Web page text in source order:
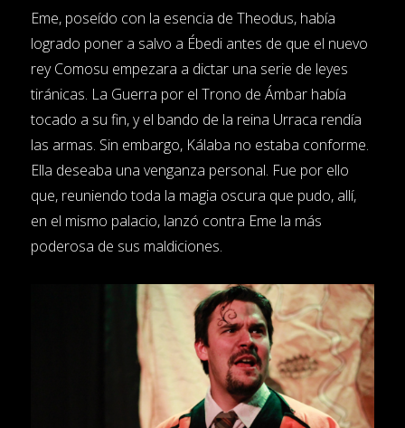
Eme, poseído con la esencia de Theodus, había
logrado poner a salvo a Ébedi antes de que el nuevo
rey Comosu empezara a dictar una serie de leyes
tiránicas. La Guerra por el Trono de Ámbar había
tocado a su fin, y el bando de la reina Urraca rendía
las armas. Sin embargo, Kálaba no estaba conforme.
Ella deseaba una venganza personal. Fue por ello
que, reuniendo toda la magia oscura que pudo, allí,
en el mismo palacio, lanzó contra Eme la más
poderosa de sus maldiciones.